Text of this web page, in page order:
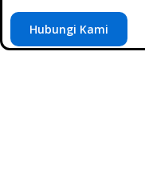
Hubungi Kami